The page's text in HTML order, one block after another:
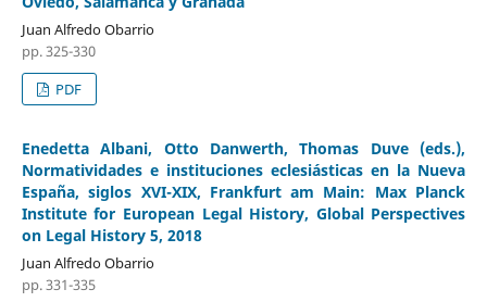
Juan Alfredo Obarrio
pp. 325-330
PDF
Enedetta Albani, Otto Danwerth, Thomas Duve (eds.),
Normatividades e instituciones eclesiásticas en la Nueva
España, siglos XVI-XIX, Frankfurt am Main: Max Planck
Institute for European Legal History, Global Perspectives
on Legal History 5, 2018
Juan Alfredo Obarrio
pp. 331-335